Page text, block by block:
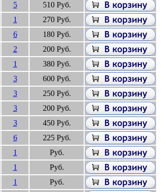
5
510 Руб.
1
270 Руб.
6
180 Руб.
2
200 Руб.
1
380 Руб.
3
600 Руб.
3
250 Руб.
3
200 Руб.
3
450 Руб.
6
225 Руб.
1
Руб.
1
Руб.
1
Руб.